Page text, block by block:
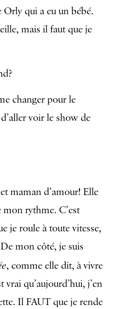
qui a eu un bébé.
mais il faut que je
changer pour le
voir le show de
maman d’amour! Elle
mon rythme. C’est
je roule à toute vitesse,
mon côté, je suis
, comme elle dit, à vivre
vrai qu’aujourd’hui, j’en
Il FAUT que je rende